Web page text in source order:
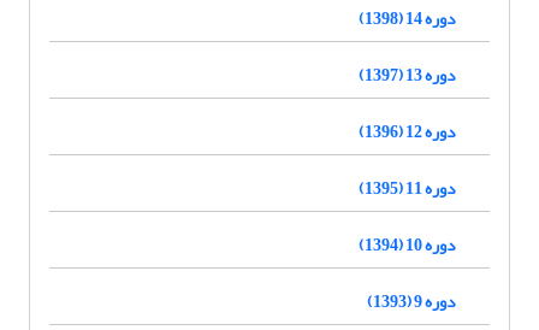
دوره 14 (1398)
دوره 13 (1397)
دوره 12 (1396)
دوره 11 (1395)
دوره 10 (1394)
دوره 9 (1393)